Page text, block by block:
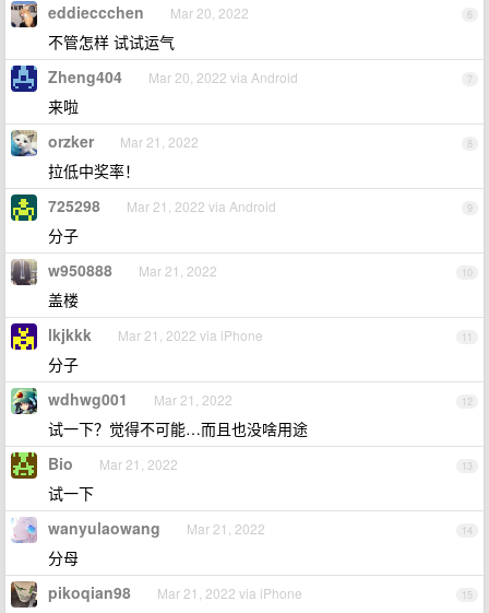
6
eddieccchen Mar 20, 2022
不管怎样 试试运气
7
Zheng404 Mar 20, 2022 via Android
来啦
8
orzker Mar 21, 2022
拉低中奖率！
9
725298 Mar 21, 2022 via Android
分子
10
w950888 Mar 21, 2022
盖楼
11
lkjkkk Mar 21, 2022 via iPhone
分子
12
wdhwg001 Mar 21, 2022
试一下？觉得不可能…而且也没啥用途
13
Bio Mar 21, 2022
试一下
14
wanyulaowang Mar 21, 2022
分母
15
pikoqian98 Mar 21, 2022 via iPhone